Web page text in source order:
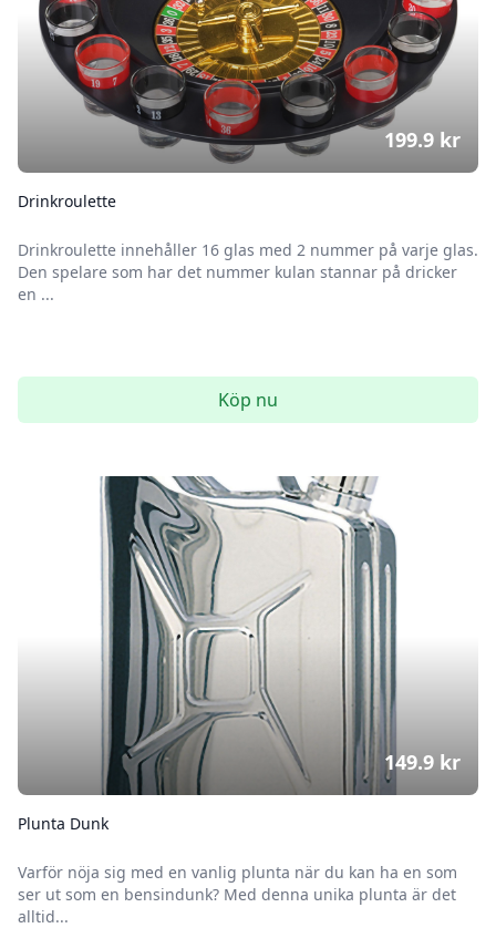
Drinkroulette
Drinkroulette innehåller 16 glas med 2 nummer på varje glas.
Den spelare som har det nummer kulan stannar på dricker
en ...
199.9 kr
Köp nu
Plunta Dunk
Varför nöja sig med en vanlig plunta när du kan ha en som
ser ut som en bensindunk? Med denna unika plunta är det
alltid...
149.9 kr